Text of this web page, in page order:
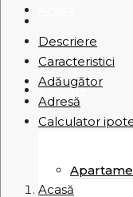
Vînzare
Descriere
Caracteristici
Adăugător
Adresă
Calculator
Acasă